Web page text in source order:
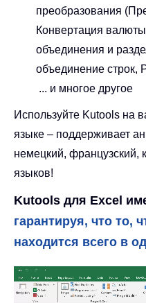
преобразования
Конвертация
объединения и
объединение строк,
... и многое другое
Используйте Kutools на
языке – поддерживает
немецкий, французский,
языков!
Kutools для Excel
гарантируя, что то,
находится всего в